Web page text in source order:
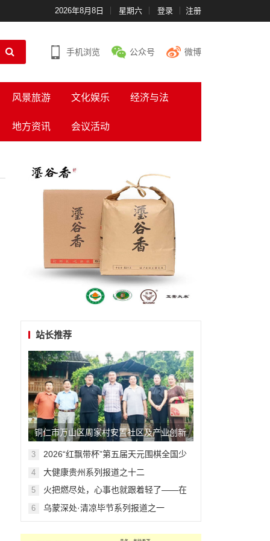
2026年8月8日 星期六 登录 注册
手机浏览 公众号 微博
风景旅游 文化娱乐 经济与法
地方资讯 会议活动
站长推荐
铜仁市万山区周家村安置社区及产业创新
走访调研侧记
3
​​​​​​​2026“红飘带杯”第五届天元围棋全国少
4 大健康贵州系列报道之十二
5
火把燃尽处，心事也就跟着轻了——在
6 乌蒙深处·清凉毕节系列报道之一